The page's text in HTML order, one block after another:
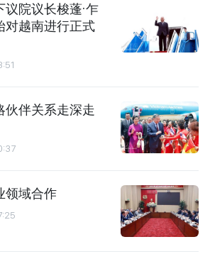
院议长梭蓬·乍
对越南进行正式
伙伴关系走深走
领域合作